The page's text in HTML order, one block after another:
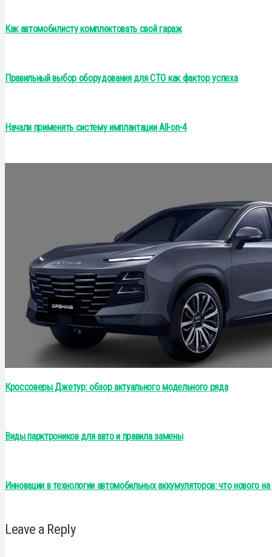
Как автомобилисту комплектовать свой гараж
Правильный выбор оборудования для СТО как фактор успеха
Начали применять систему имплантации All-on-4
Кроссоверы Джетур: обзор актуального модельного ряда
Виды парктроников для авто и правила замены
Инновации в технологии автомобильных аккумуляторов: что нового
Leave a Reply